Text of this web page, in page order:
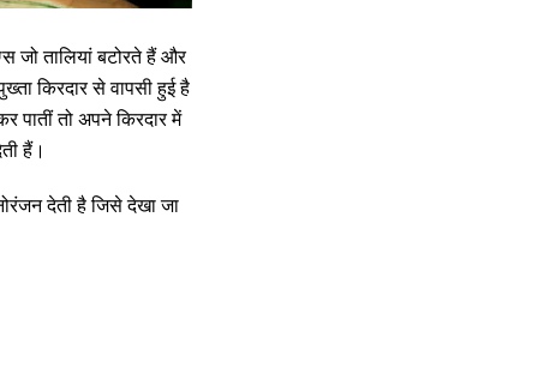
जो तालियां बटोरते हैं और
किरदार से वापसी हुई है
पातीं तो अपने किरदार में
हैं।
देती है जिसे देखा जा